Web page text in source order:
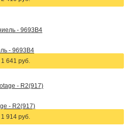
- 9693B4
1 641 руб.
- R2(917)
1 914 руб.